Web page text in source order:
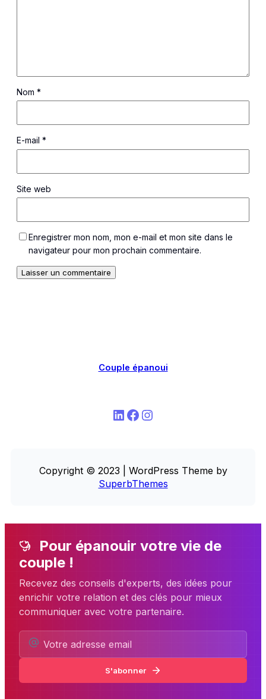
Nom *
E-mail *
Site web
Enregistrer mon nom, mon e-mail et mon site dans le
navigateur pour mon prochain commentaire.
Couple épanoui
LinkedIn Facebook Instagram
Copyright © 2023 | WordPress Theme by
SuperbThemes
Pour épanouir votre vie de
couple !
Recevez des conseils d'experts, des idées pour
enrichir votre relation et des clés pour mieux
communiquer avec votre partenaire.
S'abonner